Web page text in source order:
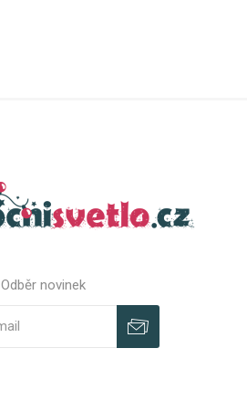
Odběr novinek